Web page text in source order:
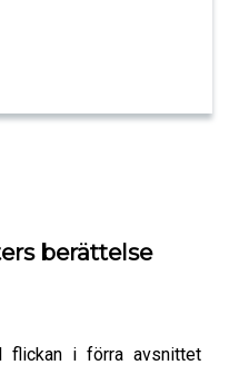
berättelse
flickan i förra avsnittet